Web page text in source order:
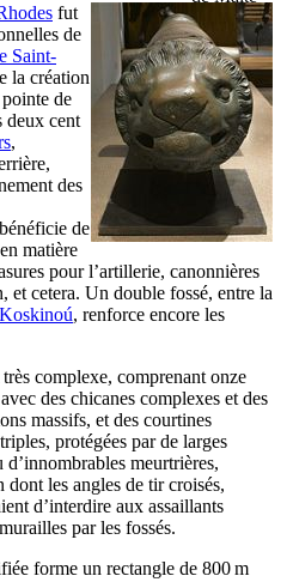
fut
de
Saint-
la création
de
deux cent
,
des
de
matière
pour l’artillerie, canonnières
et cetera. Un double fossé, entre la
Koskinoú, renforce encore les
complexe, comprenant onze
des chicanes complexes et des
massifs, et des courtines
protégées par de larges
d’innombrables meurtrières,
dont les angles de tir croisés,
d’interdire aux assaillants
par les fossés.
forme un rectangle de 800 m